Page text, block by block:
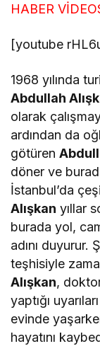
HABER
[youtube
1968 yılında
Abdullah
olarak
ardından da
götüren
döner ve
İstanbul’da
Alışkan yıllar
burada yol,
adını duyurur.
teşhisiyle
Alışkan,
yaptığı
evinde
hayatını